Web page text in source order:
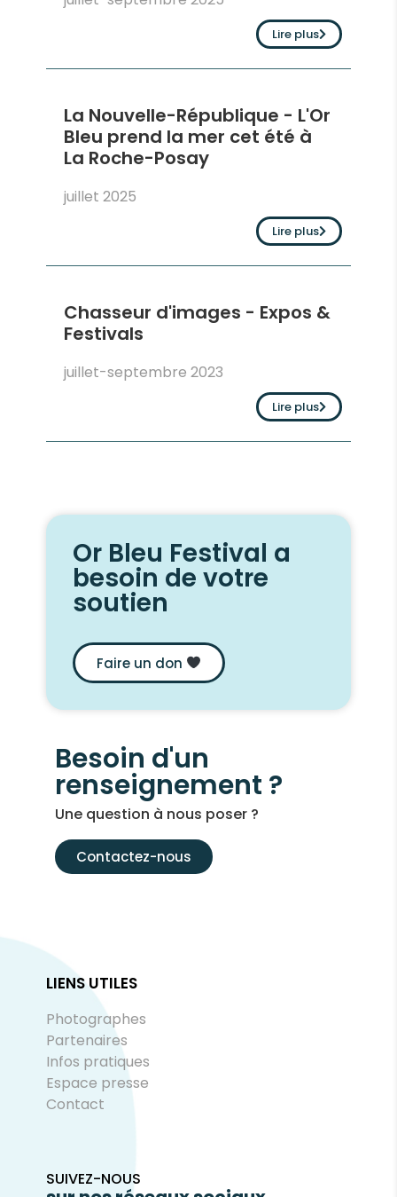
Lire plus
La Nouvelle-République - L'Or
Bleu prend la mer cet été à
La Roche-Posay
juillet 2025
Lire plus
Chasseur d'images - Expos &
Festivals
juillet-septembre 2023
Lire plus
Or Bleu Festival a
besoin de votre
soutien
Faire un don
Besoin d'un
renseignement ?
Une question à nous poser ?
Contactez-nous
LIENS UTILES
Photographes
Partenaires
Infos pratiques
Espace presse
Contact
SUIVEZ-NOUS